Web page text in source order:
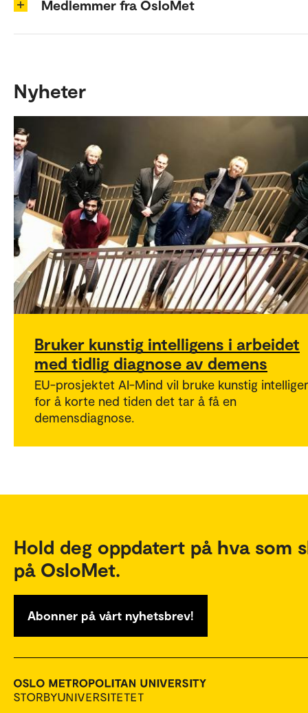
Medlemmer fra OsloMet
Nyheter
Bruker kunstig intelligens i arbeidet
med tidlig diagnose av demens
EU-prosjektet AI-Mind vil bruke kunstig
for å korte ned tiden det tar å få en
demensdiagnose.
Hold deg oppdatert på hva som
på OsloMet.
Abonner på vårt nyhetsbrev!